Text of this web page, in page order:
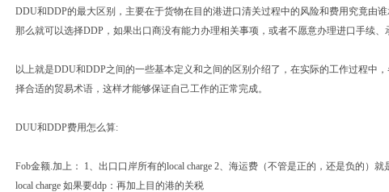
DDU和DDP的最大区别，主要在于货物在目的港进口清关过程中的风险和费用究竟由
那么就可以选择DDP，如果出口商没有能力办理相关事项，或者不愿意办理进口手续、
以上就是DDU和DDP之间的一些基本定义和之间的区别介绍了，在实际的工作过程中
择合适的贸易术语，这样才能够保证自己工作的正常完成。
DUU和DDP费用怎么算:
Fob金额.加上： 1、出口口岸所有的local charge 2、海运费（不管是正的，还是负的）
local charge 如果要ddp：再加上目的港的关税